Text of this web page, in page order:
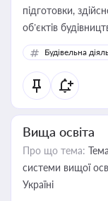
підготовки,
об’єктів
Будівельна
Вища освіта
Про що тема:
системи вищої
Україні